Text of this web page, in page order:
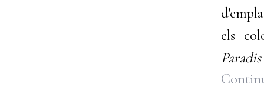
els
Paradis